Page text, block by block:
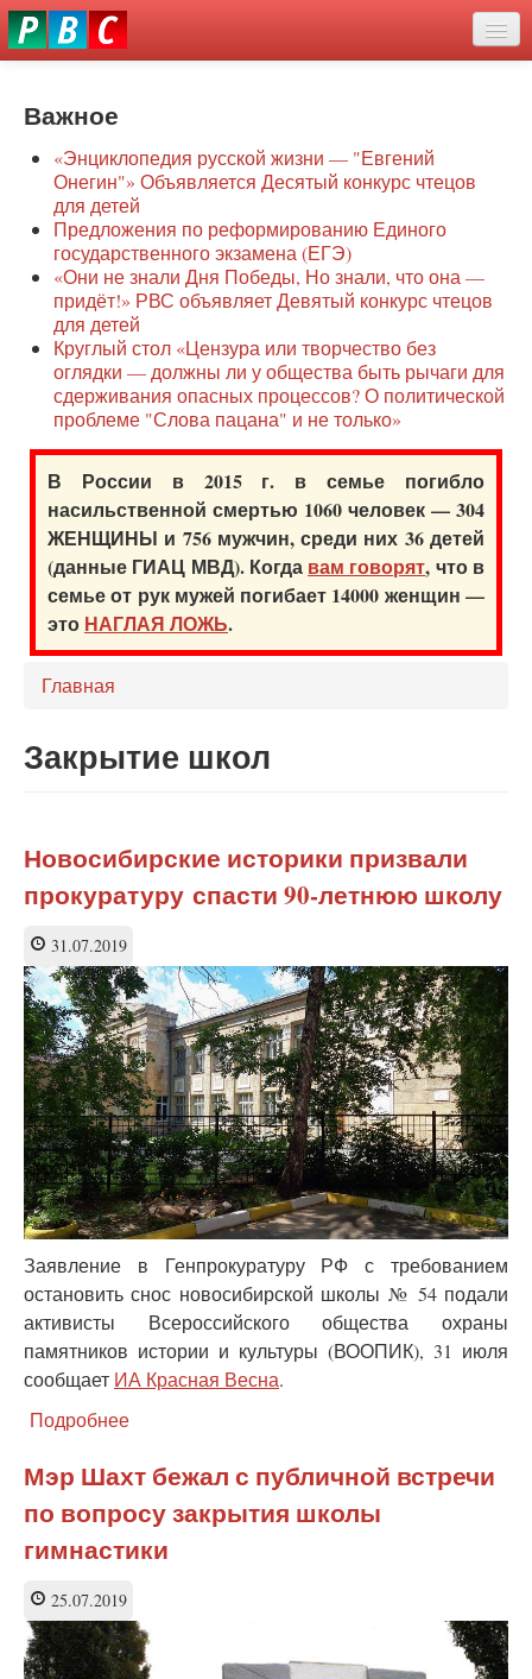
Перейти
к
О нас
Защита семей
Образование
Наше сопротивление
Регионы
Видео
Важное
«Энциклопедия русской жизни — "Евгений
Онегин"» Объявляется Десятый конкурс чтецов
для детей
Предложения по реформированию Единого
государственного экзамена (ЕГЭ)
«Они не знали Дня Победы, Но знали, что она —
придёт!» РВС объявляет Девятый конкурс чтецов
для детей
Круглый стол «Цензура или творчество без
оглядки — должны ли у общества быть рычаги для
сдерживания опасных процессов? О политической
проблеме "Слова пацана" и не только»
В России в 2015 г. в семье погибло
насильственной смертью 1060 человек — 304
ЖЕНЩИНЫ и 756 мужчин, среди них 36 детей
(данные ГИАЦ МВД). Когда вам говорят, что в
семье от рук мужей погибает 14000 женщин —
это НАГЛАЯ ЛОЖЬ.
Главная
Закрытие школ
Новосибирские историки призвали
прокуратуру спасти 90-летнюю школу
31.07.2019
Заявление в Генпрокуратуру РФ с требованием
остановить снос новосибирской школы № 54 подали
активисты Всероссийского общества охраны
памятников истории и культуры (ВООПИК), 31 июля
сообщает ИА Красная Весна.
Подробнее
историки
призвали
прокуратуру спасти
летнюю
Мэр Шахт бежал с публичной встречи
по вопросу закрытия школы
гимнастики
25.07.2019